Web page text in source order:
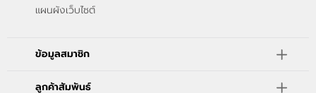
แผนผังเว็บไซต์
ข้อมูลสมาชิก
ลูกค้าสัมพันธ์